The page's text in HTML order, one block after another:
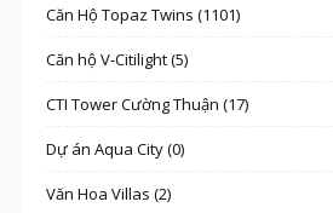
Căn Hộ Topaz Twins (1101)
Căn hộ V-Citilight (5)
CTI Tower Cường Thuận (17)
Dự án Aqua City (0)
Văn Hoa Villas (2)